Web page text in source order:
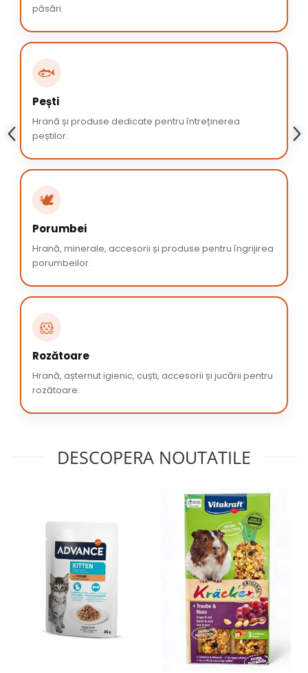
păsări.
🐟
Pești
Hrană și produse dedicate pentru întreținerea
peștilor.
🕊️
Porumbei
Hrană, minerale, accesorii și produse pentru îngrijirea
porumbeilor.
🐹
Rozătoare
Hrană, așternut igienic, cuști, accesorii și jucării pentru
rozătoare.
DESCOPERA NOUTATILE